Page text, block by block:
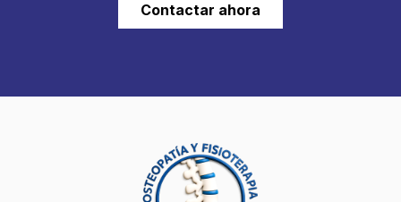
Contactar ahora